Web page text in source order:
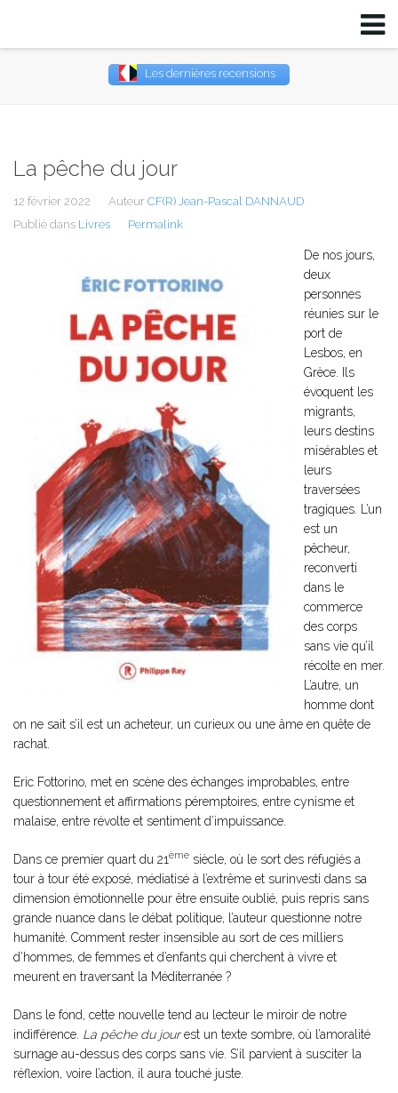
Les dernières recensions
La pêche du jour
12 février 2022 Auteur CF(R) Jean-Pascal DANNAUD
Publié dans Livres Permalink
De nos jours,
deux
personnes
réunies sur le
port de
Lesbos, en
Grèce. Ils
évoquent les
migrants,
leurs destins
misérables et
leurs
traversées
tragiques. L’un
est un
pêcheur,
reconverti
dans le
commerce
des corps
sans vie qu’il
récolte en mer.
L’autre, un
homme dont
on ne sait s’il est un acheteur, un curieux ou une âme en quête de
rachat.
Eric Fottorino, met en scène des échanges improbables, entre
questionnement et affirmations péremptoires, entre cynisme et
malaise, entre révolte et sentiment d’impuissance.
Dans ce premier quart du 21ème siècle, où le sort des réfugiés a
tour à tour été exposé, médiatisé à l’extrême et surinvesti dans sa
dimension émotionnelle pour être ensuite oublié, puis repris sans
grande nuance dans le débat politique, l’auteur questionne notre
humanité. Comment rester insensible au sort de ces milliers
d’hommes, de femmes et d’enfants qui cherchent à vivre et
meurent en traversant la Méditerranée ?
Dans le fond, cette nouvelle tend au lecteur le miroir de notre
indifférence. La pêche du jourest un texte sombre, où l’amoralité
surnage au-dessus des corps sans vie. S’il parvient à susciter la
réflexion, voire l’action, il aura touché juste.